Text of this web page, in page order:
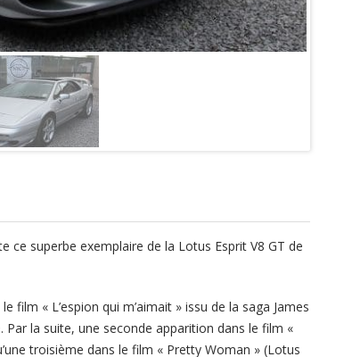
ce superbe exemplaire de la Lotus Esprit V8 GT de
« L’espion qui m’aimait » issu de la saga James
la suite, une seconde apparition dans le film «
troisième dans le film « Pretty Woman » (Lotus